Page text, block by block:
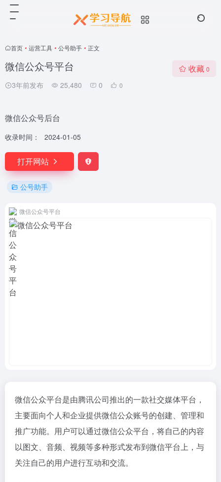
首页 • 运营工具 • 公号助手 • 正文
微信公众号平台
3年前发布 25,480 0 0
收藏 0
微信公众号后台
收录时间： 2024-01-05
打开网站
公号助手
微信公众号平台
微信公众平台是由腾讯公司推出的一款社交媒体平台，
主要面向个人和企业提供微信公众账号的创建、管理和
推广功能。用户可以通过微信公众平台，将自己的内容
以图文、音频、视频等多种形式发布到微信平台上，与
关注自己的用户进行互动和交流。